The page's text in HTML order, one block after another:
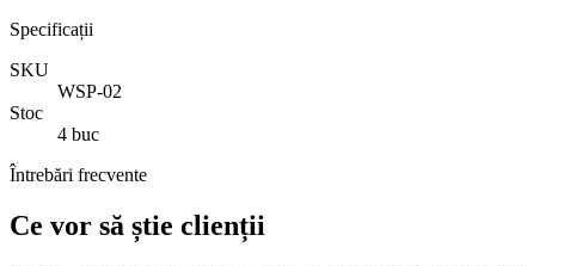
Specificații
SKU
WSP-02
Stoc
4 buc
Întrebări frecvente
Ce vor să știe clienții